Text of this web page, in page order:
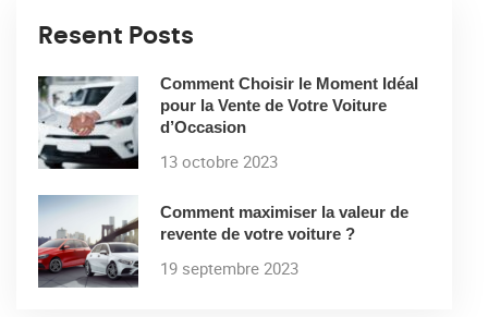
Resent Posts
Comment Choisir le Moment Idéal
pour la Vente de Votre Voiture
d’Occasion
13 octobre 2023
Comment maximiser la valeur de
revente de votre voiture ?
19 septembre 2023